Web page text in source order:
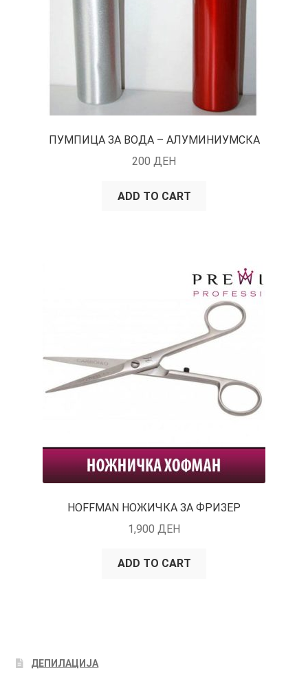
ПУМПИЦА ЗА ВОДА – АЛУМИНИУМСКА
200 ДЕН
ADD TO CART
HOFFMAN НОЖИЧКА ЗА ФРИЗЕР
1,900 ДЕН
ADD TO CART
ДЕПИЛАЦИЈА